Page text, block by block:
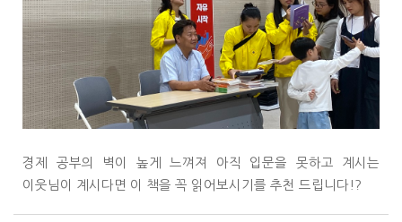
경제 공부의 벽이 높게 느껴져 아직 입문을 못하고 계시는
이웃님이 계시다면 이 책을 꼭 읽어보시기를 추천 드립니다! ?